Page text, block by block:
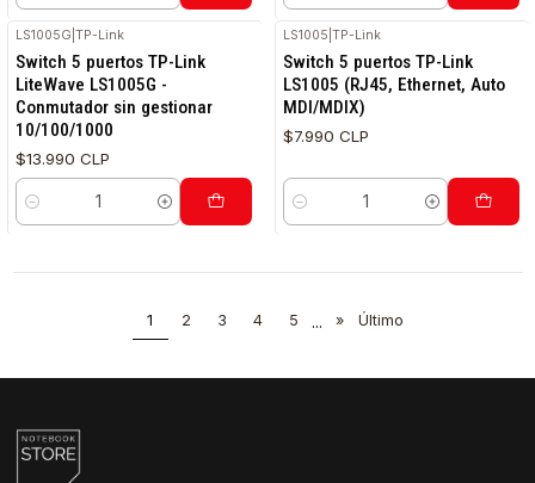
LS1005G |TP-Link
Switch 5 puertos TP-Link
LiteWave LS1005G -
Conmutador sin gestionar
10/100/1000
$13.990 CLP
Cantidad
LS1005 |TP-Link
Switch 5 puertos TP-Link
LS1005 (RJ45, Ethernet, Auto
MDI/MDIX)
$7.990 CLP
Cantidad
1 2 3 4 5 ... » Último